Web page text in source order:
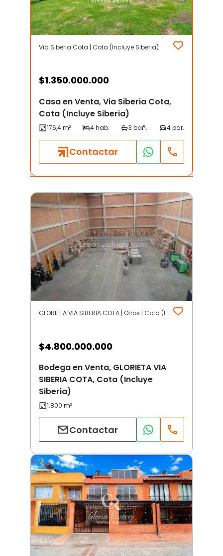
Via Siberia Cota | Cota (Incluye Siberia)
$1.350.000.000
Casa en Venta, Via Siberia Cota,
Cota (Incluye Siberia)
Contactar
GLORIETA VIA SIBERIA COTA | Otros | Cota (Incluye Siberia)
$4.800.000.000
Bodega en Venta, GLORIETA VIA
SIBERIA COTA, Cota (Incluye
Siberia)
Contactar